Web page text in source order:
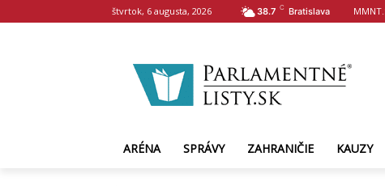
štvrtok, 6 augusta, 2026 38.7 C Bratislava
ARÉNA SPRÁVY ZAHRANIČIE KAUZY